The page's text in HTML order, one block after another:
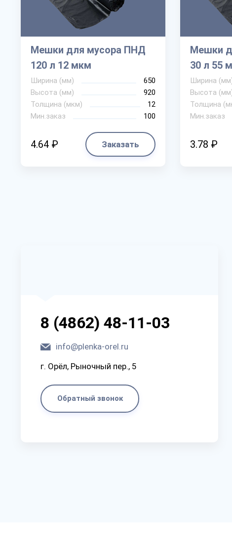
Мешки для мусора ПНД
120 л 12 мкм
Ширина (мм)
650
Высота (мм)
920
Толщина (мкм)
12
Мин.заказ
100
4.64 ₽ Заказать
Мешки
30 л 55
Ширина
Высота
Толщина
Мин.заказ
3.78 ₽
8 (4862) 48-11-03
info@plenka-orel.ru
г. Орёл, Рыночный пер., 5
Обратный звонок